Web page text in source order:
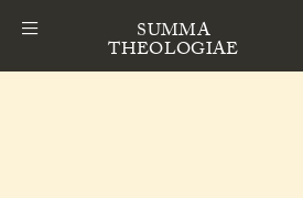
SUMMA
THEOLOGIAE